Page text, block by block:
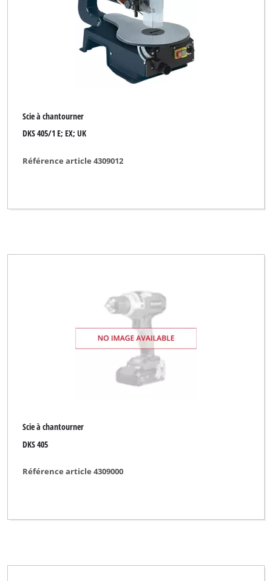
Scie à chantourner
DKS 405/1 E; EX; UK
Référence article 4309012
Scie à chantourner
DKS 405
Référence article 4309000